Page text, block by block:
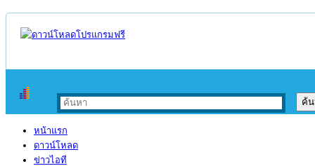
หน้าแรก
ดาวน์โหลด
ข่าวไอที